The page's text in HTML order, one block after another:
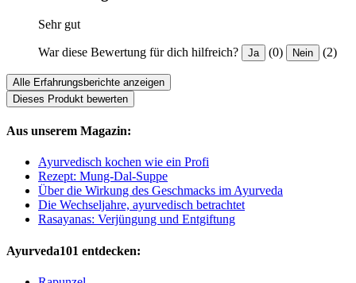
Sehr gut
War diese Bewertung für dich hilfreich? Ja (0) Nein (2)
Alle Erfahrungsberichte anzeigen
Dieses Produkt bewerten
Aus unserem Magazin:
Ayurvedisch kochen wie ein Profi
Rezept: Mung-Dal-Suppe
Über die Wirkung des Geschmacks im Ayurveda
Die Wechseljahre, ayurvedisch betrachtet
Rasayanas: Verjüngung und Entgiftung
Ayurveda101 entdecken: